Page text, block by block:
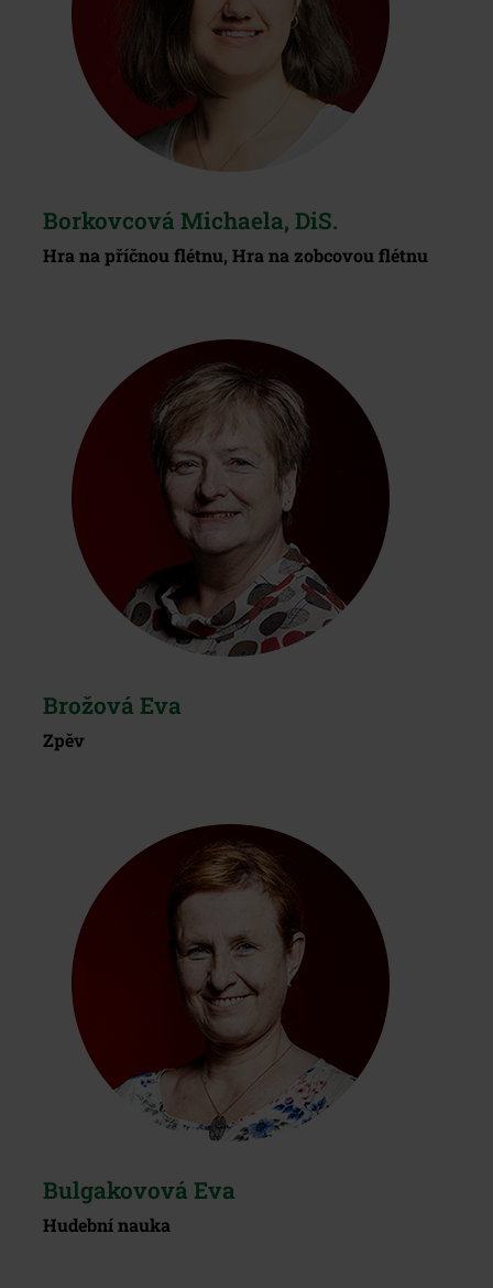
Borkovcová Michaela, DiS.
Hra na příčnou flétnu, Hra na zobcovou flétnu
Brožová Eva
Zpěv
Bulgakovová Eva
Hudební nauka